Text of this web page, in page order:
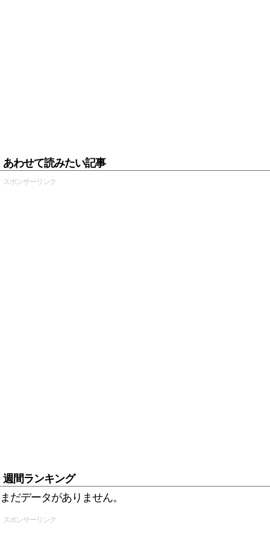
あわせて読みたい記事
スポンサーリンク
週間ランキング
まだデータがありません。
スポンサーリンク